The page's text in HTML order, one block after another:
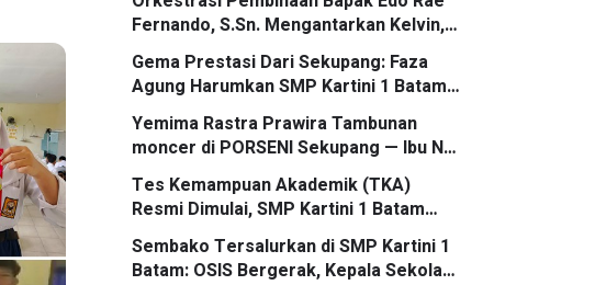
Fernando, S.Sn. Mengantarkan Kelvin,
Jason, dan Danish—Grup Ansambel
SMP Kartini 1 Batam—Kembali
Menorehkan Juara II FLS3N dalam
Panggung Kompetisi Bergengsi
Gema Prestasi Dari Sekupang: Faza
Agung Harumkan SMP Kartini 1 Batam,
Tradisi Gasing Bergaung Ke Tingkat
Kota
Yemima Rastra Prawira Tambunan
moncer di PORSENI Sekupang — Ibu Nur
Hasni, S. Pd dan Mr. Irwan Herika, M. Pd
apresiasi prestasi emas yang
menggema
Tes Kemampuan Akademik (TKA)
Resmi Dimulai, SMP Kartini 1 Batam
Ikuti Gelombang Pertama Secara
Nasional
Sembako Tersalurkan di SMP Kartini 1
Batam: OSIS Bergerak, Kepala Sekolah